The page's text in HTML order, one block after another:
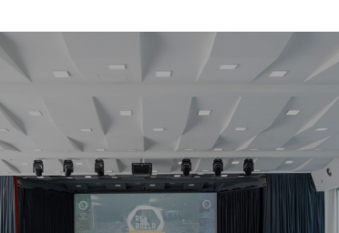
Il Programma
2026